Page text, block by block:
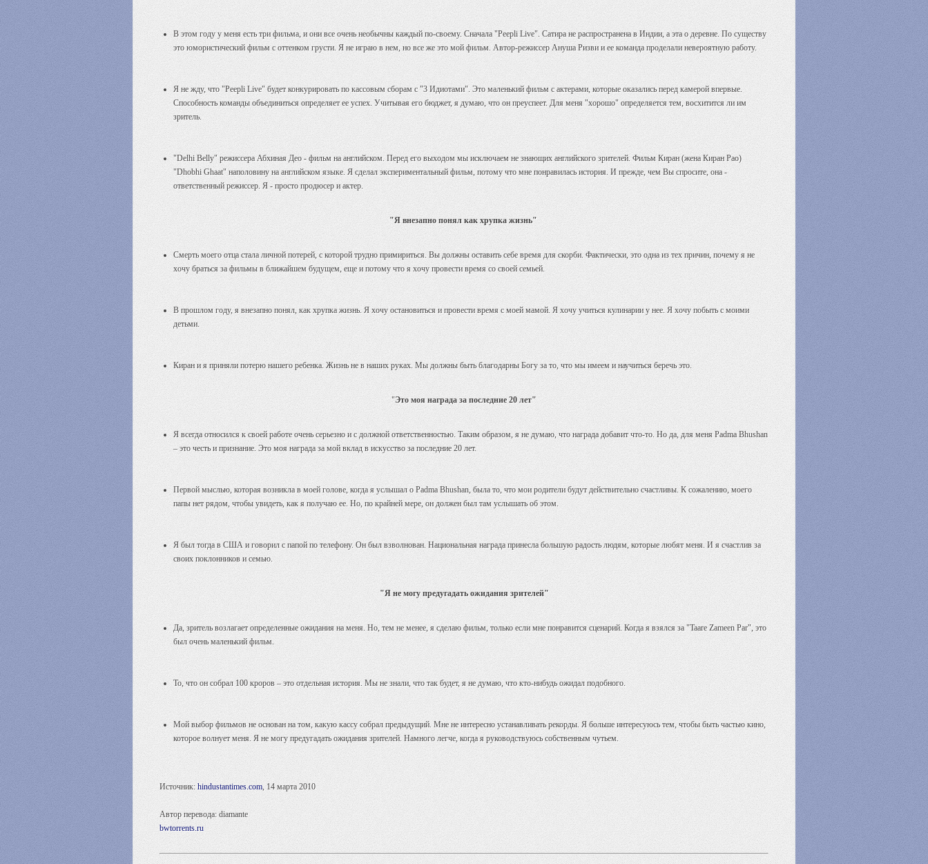
В этом году у меня есть три фильма, и они все очень необычны каждый по-своему. Сначала "Peepli Live". Сатира не распространена в Индии, а эта о деревне. По существу
это юмористический фильм с оттенком грусти. Я не играю в нем, но все же это мой фильм. Автор-режиссер Ануша Ризви и ее команда проделали невероятную работу.
Я не жду, что "Peepli Live" будет конкурировать по кассовым сборам с "3 Идиотами". Это маленький фильм с актерами, которые оказались перед камерой впервые.
Способность команды объединиться определяет ее успех. Учитывая его бюджет, я думаю, что он преуспеет. Для меня "хорошо" определяется тем, восхитится ли им
зритель.
"Delhi Belly" режиссера Абхиная Део - фильм на английском. Перед его выходом мы исключаем не знающих английского зрителей. Фильм Киран (жена Киран Рао)
"Dhobhi Ghaat" наполовину на английском языке. Я сделал экспериментальный фильм, потому что мне понравилась история. И прежде, чем Вы спросите, она -
ответственный режиссер. Я - просто продюсер и актер.
"Я внезапно понял как хрупка жизнь"
Смерть моего отца стала личной потерей, с которой трудно примириться. Вы должны оставить себе время для скорби. Фактически, это одна из тех причин, почему я не
хочу браться за фильмы в ближайшем будущем, еще и потому что я хочу провести время со своей семьей.
В прошлом году, я внезапно понял, как хрупка жизнь. Я хочу остановиться и провести время с моей мамой. Я хочу учиться кулинарии у нее. Я хочу побыть с моими
детьми.
Киран и я приняли потерю нашего ребенка. Жизнь не в наших руках. Мы должны быть благодарны Богу за то, что мы имеем и научиться беречь это.
"Это моя награда за последние 20 лет"
Я всегда относился к своей работе очень серьезно и с должной ответственностью. Таким образом, я не думаю, что награда добавит что-то. Но да, для меня Padma Bhushan
– это честь и признание. Это моя награда за мой вклад в искусство за последние 20 лет.
Первой мыслью, которая возникла в моей голове, когда я услышал о Padma Bhushan, была то, что мои родители будут действительно счастливы. К сожалению, моего
папы нет рядом, чтобы увидеть, как я получаю ее. Но, по крайней мере, он должен был там услышать об этом.
Я был тогда в США и говорил с папой по телефону. Он был взволнован. Национальная награда принесла большую радость людям, которые любят меня. И я счастлив за
своих поклонников и семью.
"Я не могу предугадать ожидания зрителей"
Да, зритель возлагает определенные ожидания на меня. Но, тем не менее, я сделаю фильм, только если мне понравится сценарий. Когда я взялся за "Taare Zameen Par", это
был очень маленький фильм.
То, что он собрал 100 кроров – это отдельная история. Мы не знали, что так будет, я не думаю, что кто-нибудь ожидал подобного.
Мой выбор фильмов не основан на том, какую кассу собрал предыдущий. Мне не интересно устанавливать рекорды. Я больше интересуюсь тем, чтобы быть частью кино,
которое волнует меня. Я не могу предугадать ожидания зрителей. Намного легче, когда я руководствуюсь собственным чутьем.
Источник: hindustantimes.com, 14 марта 2010
Автор перевода: diamante
bwtorrents.ru